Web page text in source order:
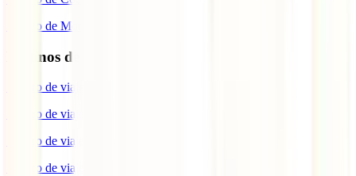
Seguro de Moto
Destinos de interés
Seguro de viaje a EEUU
Seguro de viaje a Indonesia
Seguro de viaje a Marruecos
Seguro de viaje a Reino Unido